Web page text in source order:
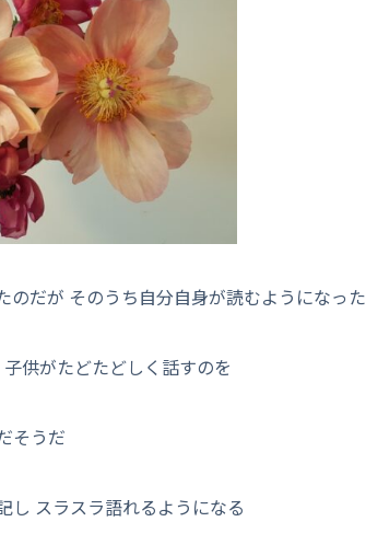
だが そのうち自分自身が読むようになった
供がたどたどしく話すのを
そうだ
し スラスラ語れるようになる